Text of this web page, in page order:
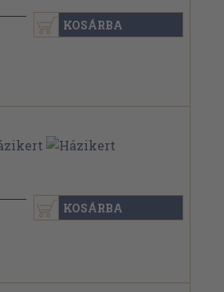
KOSÁRBA
KOSÁRBA